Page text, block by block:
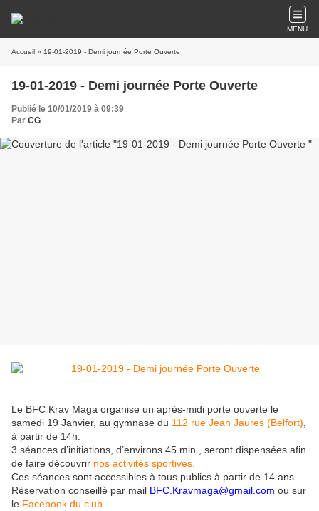
MENU
Accueil » 19-01-2019 - Demi journée Porte Ouverte
19-01-2019 - Demi journée Porte Ouverte
Publié le 10/01/2019 à 09:39
Par CG
Le BFC Krav Maga organise un après-midi porte ouverte le
samedi 19 Janvier, au gymnase du 112 rue Jean Jaures (Belfort)
à partir de 14h.
3 séances d’initiations, d’environs 45 min., seront dispensées afin
de faire découvrir nos activités sportives.
Ces séances sont accessibles à tous publics à partir de 14 ans.
Réservation conseillé par mail BFC.Kravmaga@gmail.com ou sur
le Facebook du club .